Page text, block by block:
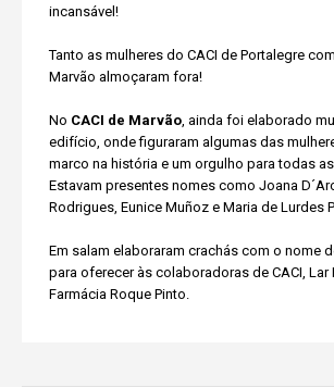
incansável!
Tanto as mulheres do CACI de Portalegre
Marvão almoçaram fora!
No CACI de Marvão, ainda foi elaborado
edifício, onde figuraram algumas das
marco na história e um orgulho para todas
Estavam presentes nomes como Joana
Rodrigues, Eunice Muñoz e Maria de Lurdes
Em salam elaboraram crachás com o nome
para oferecer às colaboradoras de CACI, Lar
Farmácia Roque Pinto.